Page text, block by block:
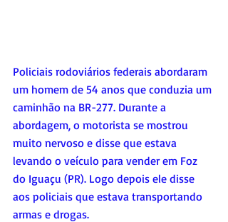
Policiais rodoviários federais abordaram
um homem de 54 anos que conduzia um
caminhão na BR-277. Durante a
abordagem, o motorista se mostrou
muito nervoso e disse que estava
levando o veículo para vender em Foz
do Iguaçu (PR). Logo depois ele disse
aos policiais que estava transportando
armas e drogas.